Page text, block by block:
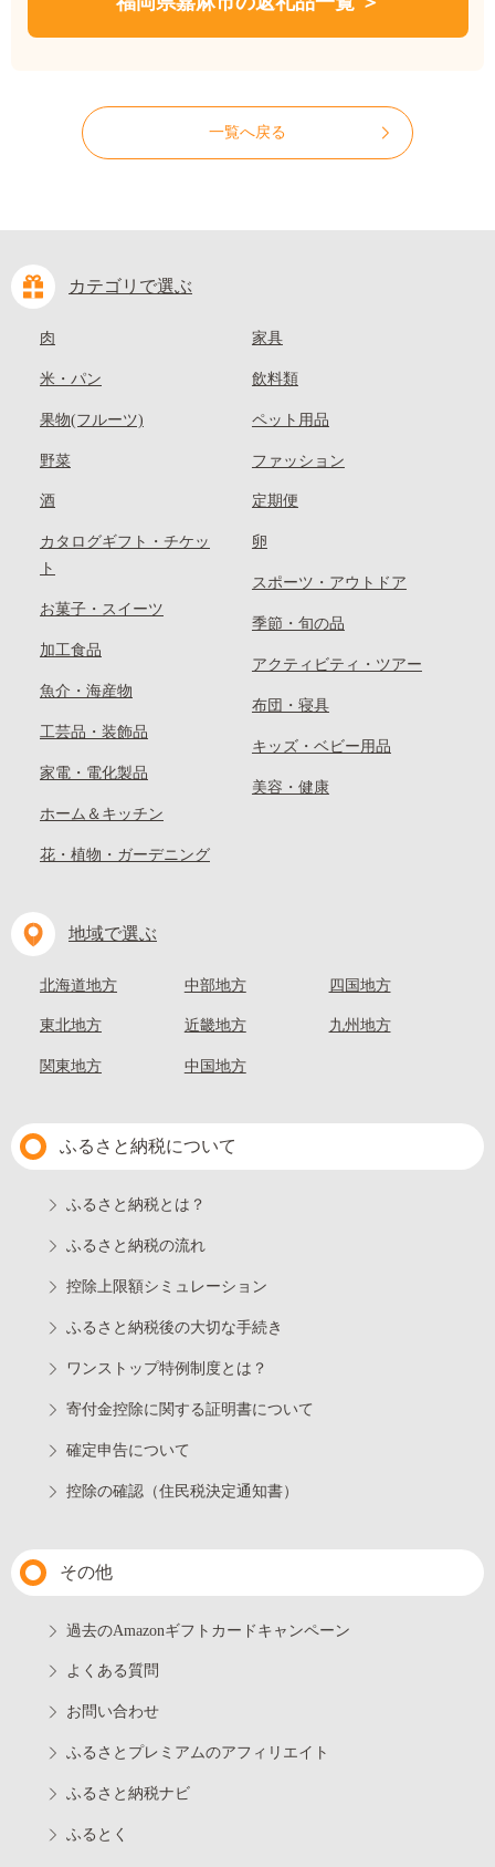
一覧へ戻る
カテゴリで選ぶ
肉
米・パン
果物(フルーツ)
野菜
酒
カタログギフト・チケッ
ト
お菓子・スイーツ
加工食品
魚介・海産物
工芸品・装飾品
家電・電化製品
ホーム＆キッチン
花・植物・ガーデニング
家具
飲料類
ペット用品
ファッション
定期便
卵
スポーツ・アウトドア
季節・旬の品
アクティビティ・ツアー
布団・寝具
キッズ・ベビー用品
美容・健康
地域で選ぶ
北海道地方
東北地方
関東地方
中部地方
近畿地方
中国地方
四国地方
九州地方
ふるさと納税について
ふるさと納税とは？
ふるさと納税の流れ
控除上限額シミュレーション
ふるさと納税後の大切な手続き
ワンストップ特例制度とは？
寄付金控除に関する証明書について
確定申告について
控除の確認（住民税決定通知書）
その他
過去のAmazonギフトカードキャンペーン
よくある質問
お問い合わせ
ふるさとプレミアムのアフィリエイト
ふるさと納税ナビ
ふるとく